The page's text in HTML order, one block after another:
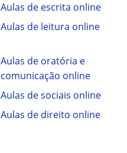
Aulas de escrita online
Aulas de leitura online
Aulas de oratória e
comunicação online
Aulas de sociais online
Aulas de direito online